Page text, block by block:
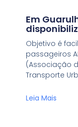
Em
transporte
Objetivo é
passageiros
(Associação
Transporte
Leia Mais